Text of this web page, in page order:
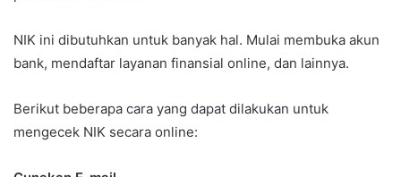
NIK ini dibutuhkan untuk banyak hal. Mulai membuka akun
bank, mendaftar layanan finansial online, dan lainnya.
Berikut beberapa cara yang dapat dilakukan untuk
mengecek NIK secara online: